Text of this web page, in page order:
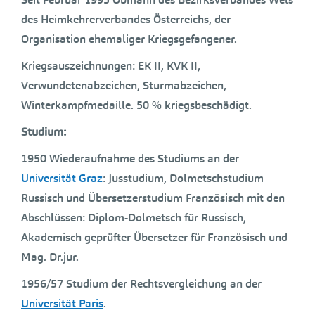
des Heimkehrerverbandes Österreichs, der
Organisation ehemaliger Kriegsgefangener.
Kriegsauszeichnungen: EK II, KVK II,
Verwundetenabzeichen, Sturmabzeichen,
Winterkampfmedaille. 50 % kriegsbeschädigt.
Studium:
1950 Wiederaufnahme des Studiums an der
Universität Graz: Jusstudium, Dolmetschstudium
Russisch und Übersetzerstudium Französisch mit den
Abschlüssen: Diplom-Dolmetsch für Russisch,
Akademisch geprüfter Übersetzer für Französisch und
Mag. Dr.jur.
1956/57 Studium der Rechtsvergleichung an der
Universität Paris.